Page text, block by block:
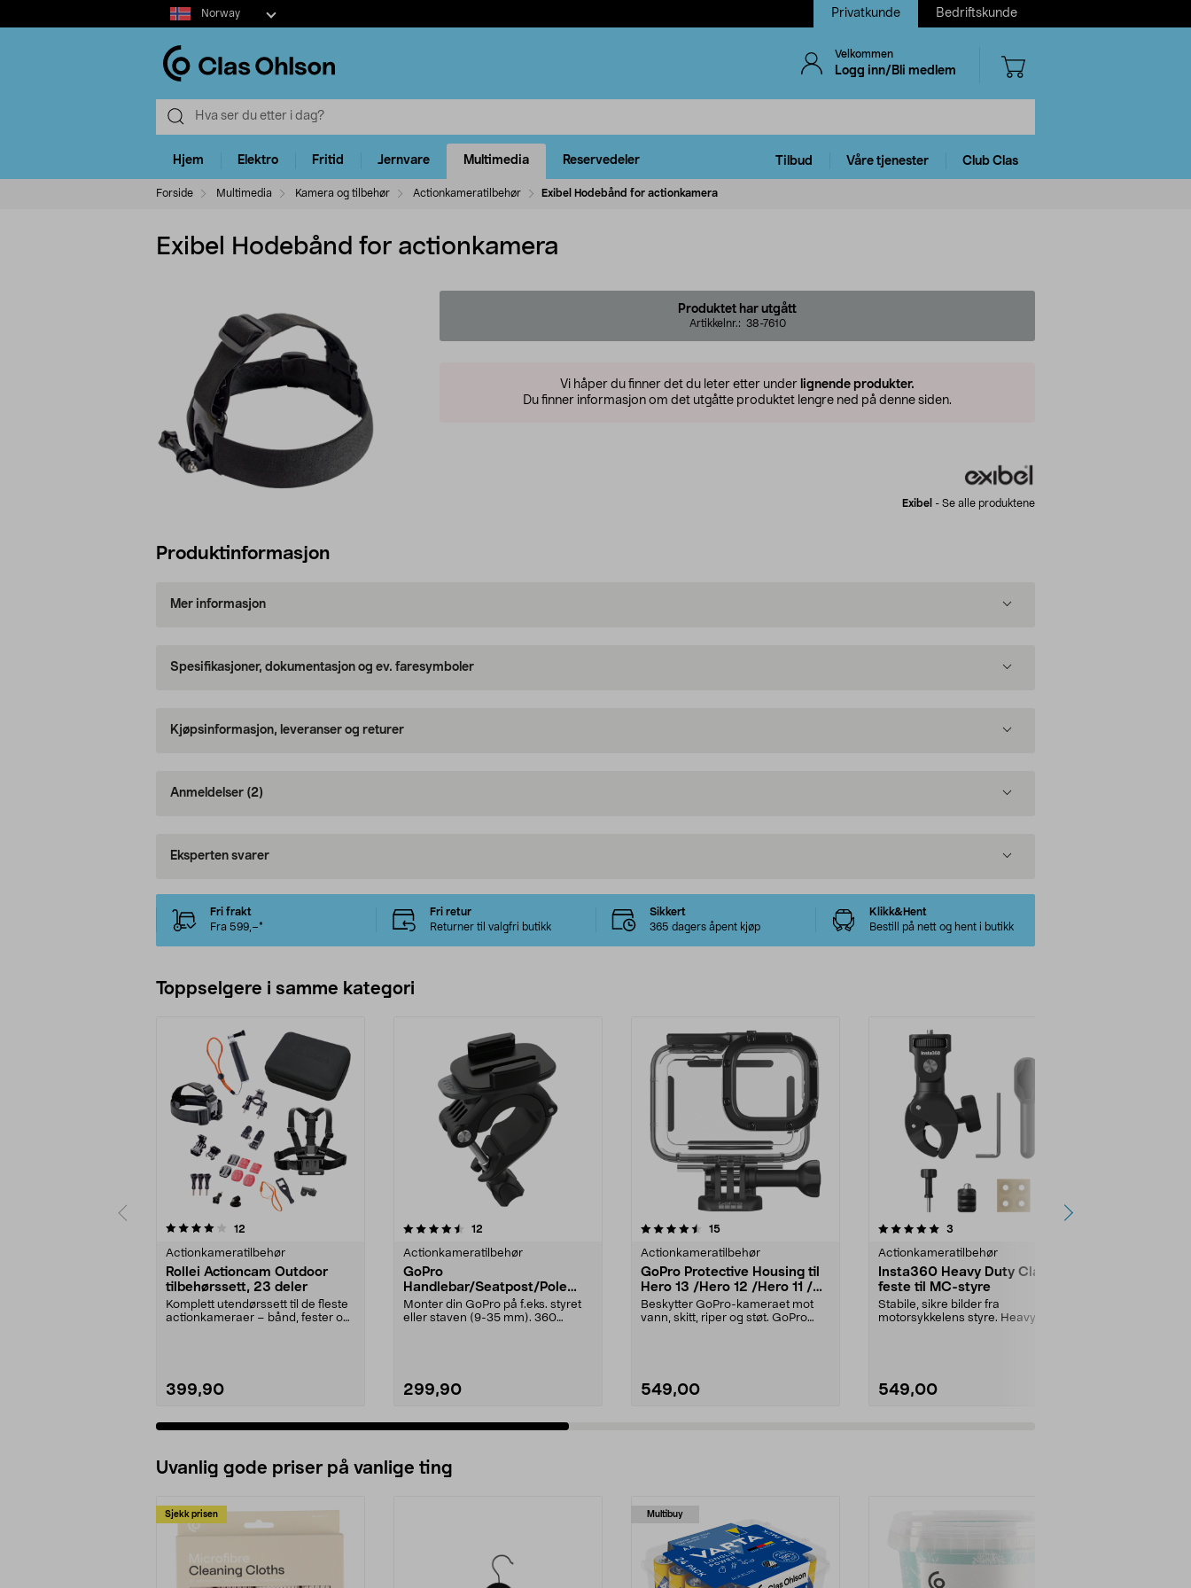
Select
market
Norway Privatkunde Bedriftskunde
Velkommen
Logg inn/Bli medlem
Hjem Elektro Fritid Jernvare Multimedia Reservedeler Tilbud Våre tjenester Club Clas
Forside Multimedia Kamera og tilbehør Actionkameratilbehør Exibel Hodebånd for actionkamera
Exibel Hodebånd for actionkamera
Produktet har utgått
Artikkelnr.: 38-7610
Vi håper du finner det du leter etter under lignende produkter.
Du finner informasjon om det utgåtte produktet lengre ned på denne siden.
Exibel - Se alle produktene
Produktinformasjon
Mer informasjon
Spesifikasjoner, dokumentasjon og ev. faresymboler
Kjøpsinformasjon, leveranser og returer
Anmeldelser (2)
Eksperten svarer
Fri frakt
Fra 599,–*
Fri retur
Returner til valgfri butikk
Sikkert
365 dagers åpent kjøp
Klikk&Hent
Bestill på nett og hent i butikk
Toppselgere i samme kategori
12
Actionkameratilbehør
Rollei Actioncam Outdoor
tilbehørssett, 23 deler
Komplett utendørssett til de fleste
actionkameraer – bånd, fester og
399,90
4.5 av 5 stjerner 12
Actionkameratilbehør
GoPro
Handlebar/Seatpost/Pole
Mount, rør/styrefeste.
Monter din GoPro på f.eks. styret
eller staven (9-35 mm). 360
299,90
4.5 av 5 stjerner 15anmeldelser
Actionkameratilbehør
GoPro Protective Housing til
Hero 13 /Hero 12 /Hero 11 /
Hero 10 / Hero 9,
undervannshus
Beskytter GoPro-kameraet mot
vann, skitt, riper og støt. GoPro
549,00
5.0 av 5 stjerner 3
Actionkameratilbehør
Insta360 Heavy Duty Clamp
feste til MC-styre
Stabile, sikre bilder fra
motorsykkelens styre. Heavy Duty
549,00
0.0 av 5 stjerner
Uvanlig gode priser på vanlige ting
Sjekk prisen Multibuy